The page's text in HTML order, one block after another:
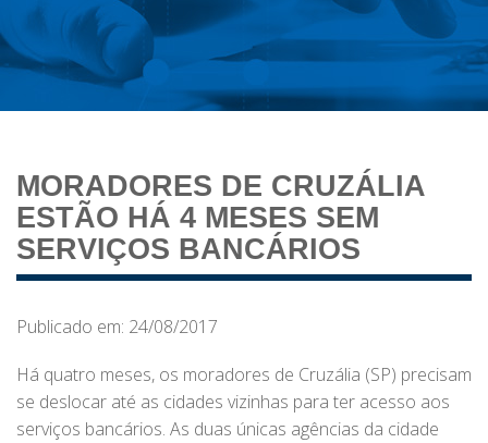
MORADORES DE CRUZÁLIA
ESTÃO HÁ 4 MESES SEM
SERVIÇOS BANCÁRIOS
Publicado em: 24/08/2017
Há quatro meses, os moradores de Cruzália (SP) precisam
se deslocar até as cidades vizinhas para ter acesso aos
serviços bancários. As duas únicas agências da cidade